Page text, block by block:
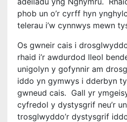
phob un o’r cyrff hyn
telerau i’w cynnwys mewn
Os gwneir cais i
rhaid i’r awdurdod lleol
unigolyn y gofynnir am
iddo yn gymwys i dderbyn
gwneud cais. Gall yr
cyfredol y dystysgrif neu’r
trosglwyddo’r dystysgrif